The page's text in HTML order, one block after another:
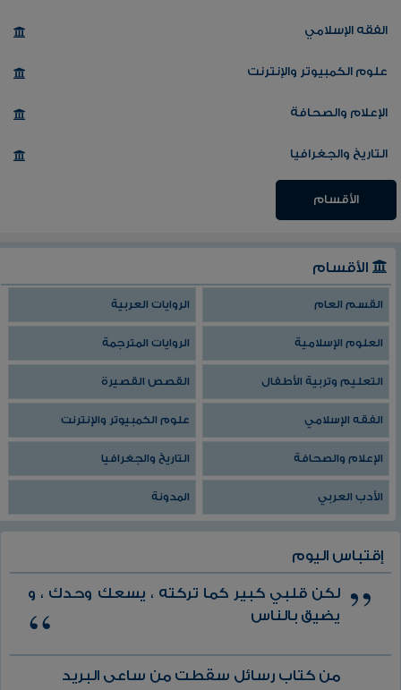
الفقه الإسلامي
علوم الكمبيوتر والإنترنت
الإعلام والصحافة
التاريخ والجغرافيا
الأقسام
الأقسام
القسم العام الروايات العربية
العلوم الإسلامية الروايات المترجمة
التعليم وتربية الأطفال القصص القصيرة
الفقه الإسلامي علوم الكمبيوتر والإنترنت
الإعلام والصحافة التاريخ والجغرافيا
الأدب العربي المدونة
إقتباس اليوم
لكن قلبي كبير كما تركته ، يسعك وحدك ، و
يضيق بالناس
من كتاب رسائل سقطت من ساعى البريد